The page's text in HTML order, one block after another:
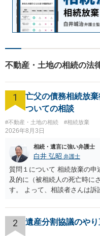
不動産・土地の相続の法
1
亡父の債務相続放
ついての相談
#不動産・土地の相続 #相続放棄
2026年8月3日
相続・遺言に強い弁護士
白井 弘昭 弁護士
質問１について 相続放棄の申
及的に（被相続人の死亡時に
す。 よって、相談者さんは
理証明を家庭裁判所で取得し
してください。 質問２につ
ば、第１回期日は出席する必
2 遺産分割協議のやり